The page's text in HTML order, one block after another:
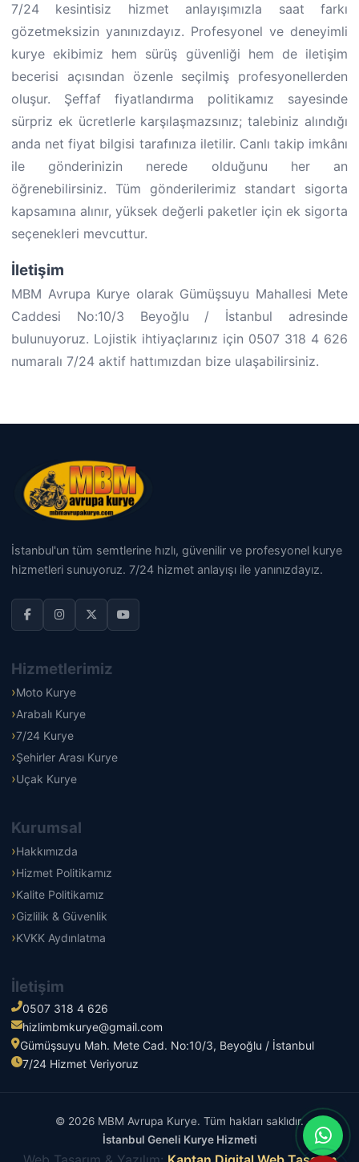
7/24 kesintisiz hizmet anlayışımızla saat farkı
gözetmeksizin yanınızdayız. Profesyonel ve deneyimli
kurye ekibimiz hem sürüş güvenliği hem de iletişim
becerisi açısından özenle seçilmiş profesyonellerden
oluşur. Şeffaf fiyatlandırma politikamız sayesinde
sürpriz ek ücretlerle karşılaşmazsınız; talebiniz alındığı
anda net fiyat bilgisi tarafınıza iletilir. Canlı takip imkânı
ile gönderinizin nerede olduğunu her an
öğrenebilirsiniz. Tüm gönderilerimiz standart sigorta
kapsamına alınır, yüksek değerli paketler için ek sigorta
seçenekleri mevcuttur.
İletişim
MBM Avrupa Kurye olarak Gümüşsuyu Mahallesi Mete
Caddesi No:10/3 Beyoğlu / İstanbul adresinde
bulunuyoruz. Lojistik ihtiyaçlarınız için 0507 318 4 626
numaralı 7/24 aktif hattımızdan bize ulaşabilirsiniz.
İstanbul'un tüm semtlerine hızlı, güvenilir ve profesyonel kurye
hizmetleri sunuyoruz. 7/24 hizmet anlayışı ile yanınızdayız.
Hizmetlerimiz
Moto Kurye
Arabalı Kurye
7/24 Kurye
Şehirler Arası Kurye
Uçak Kurye
Kurumsal
Hakkımızda
Hizmet Politikamız
Kalite Politikamız
Gizlilik & Güvenlik
KVKK Aydınlatma
İletişim
0507 318 4 626
hizlimbmkurye@gmail.com
Gümüşsuyu Mah. Mete Cad. No:10/3, Beyoğlu / İstanbul
7/24 Hizmet Veriyoruz
© 2026 MBM Avrupa Kurye. Tüm hakları saklıdır.
İstanbul Geneli Kurye Hizmeti